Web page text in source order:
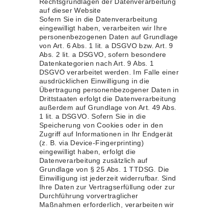
auf dieser Website
Sofern Sie in die Datenverarbeitung
eingewilligt haben, verarbeiten wir Ihre
personenbezogenen Daten auf Grundlage
von Art. 6 Abs. 1 lit. a DSGVO bzw. Art. 9
Abs. 2 lit. a DSGVO, sofern besondere
Datenkategorien nach Art. 9 Abs. 1
DSGVO verarbeitet werden. Im Falle einer
ausdrücklichen Einwilligung in die
Übertragung personenbezogener Daten in
Drittstaaten erfolgt die Datenverarbeitung
außerdem auf Grundlage von Art. 49 Abs.
1 lit. a DSGVO. Sofern Sie in die
Speicherung von Cookies oder in den
Zugriff auf Informationen in Ihr Endgerät
(z. B. via Device-Fingerprinting)
eingewilligt haben, erfolgt die
Datenverarbeitung zusätzlich auf
Grundlage von § 25 Abs. 1 TTDSG. Die
Einwilligung ist jederzeit widerrufbar. Sind
Ihre Daten zur Vertragserfüllung oder zur
Durchführung vorvertraglicher
Maßnahmen erforderlich, verarbeiten wir